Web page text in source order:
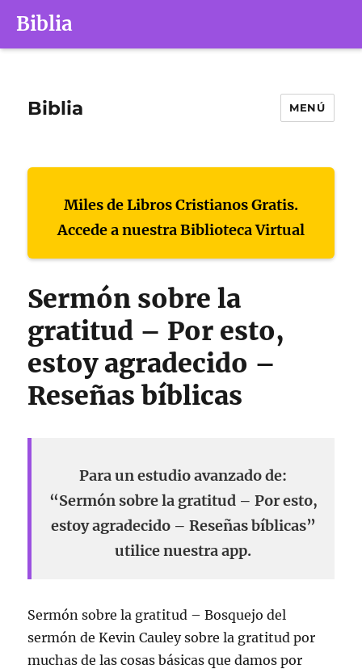
Biblia
Biblia MENÚ
Miles de Libros Cristianos Gratis.
Accede a nuestra Biblioteca Virtual
Sermón sobre la
gratitud – Por esto,
estoy agradecido –
Reseñas bíblicas
Para un estudio avanzado de:
“Sermón sobre la gratitud – Por esto,
estoy agradecido – Reseñas bíblicas”
utilice nuestra app.
Sermón sobre la gratitud – Bosquejo del
sermón de Kevin Cauley sobre la gratitud por
muchas de las cosas básicas que damos por